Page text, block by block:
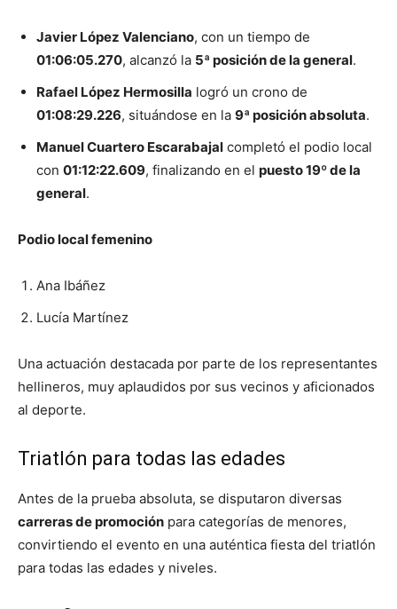
Javier López Valenciano, con un tiempo de
01:06:05.270, alcanzó la 5ª posición de la general.
Rafael López Hermosilla logró un crono de
01:08:29.226, situándose en la 9ª posición absoluta.
Manuel Cuartero Escarabajal completó el podio local
con 01:12:22.609, finalizando en el puesto 19º de la
general.
Podio local femenino
Ana Ibáñez
Lucía Martínez
Una actuación destacada por parte de los representantes
hellineros, muy aplaudidos por sus vecinos y aficionados
al deporte.
Triatlón para todas las edades
Antes de la prueba absoluta, se disputaron diversas
carreras de promoción para categorías de menores,
convirtiendo el evento en una auténtica fiesta del triatlón
para todas las edades y niveles.